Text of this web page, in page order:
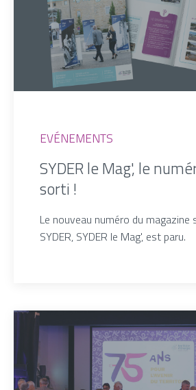
EVÉNEMENTS
SYDER le Mag', le
sorti !
Le nouveau numéro du magazine
SYDER, SYDER le Mag', est paru.